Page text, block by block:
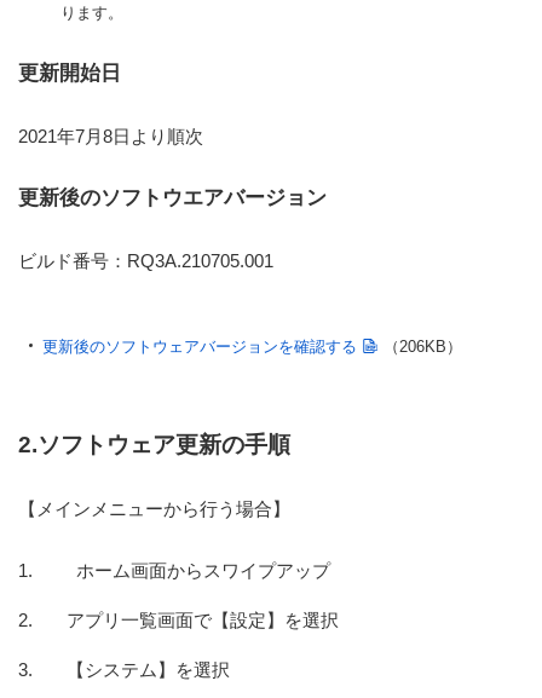
ります。
更新開始日
2021年7月8日より順次
更新後のソフトウエアバージョン
ビルド番号：RQ3A.210705.001
更新後のソフトウェアバージョンを確認する （206KB）
2.ソフトウェア更新の手順
【メインメニューから行う場合】
ホーム画面からスワイプアップ
アプリ一覧画面で【設定】を選択
【システム】を選択